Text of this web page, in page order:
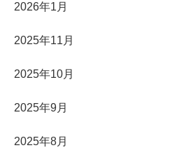
2026年1月
2025年11月
2025年10月
2025年9月
2025年8月